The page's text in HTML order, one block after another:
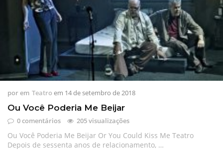
porem Teatro em 14 de setembro de 2018
Ou Você Poderia Me Beijar
0 comentários 205 visualizações
Ou Você Poderia Me Beijar Or You Could Kiss Me Teatro
Depois de sessenta anos de relacionamento, …